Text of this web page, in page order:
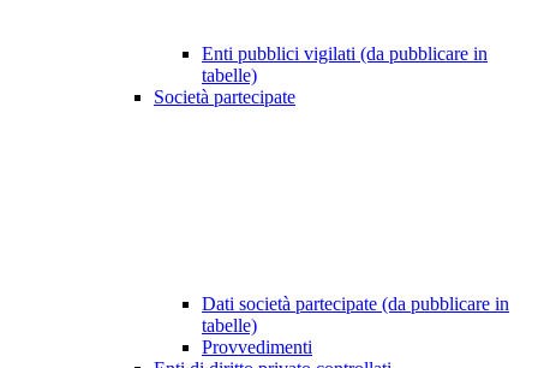
Enti pubblici vigilati (da pubblicare in
tabelle)
Società partecipate
Dati società partecipate (da pubblicare in
tabelle)
Provvedimenti